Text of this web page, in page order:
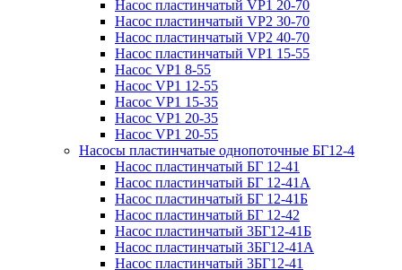
Насос пластинчатый VP1 20-70
Насос пластинчатый VP2 30-70
Насос пластинчатый VP2 40-70
Насос пластинчатый VP1 15-55
Насос VP1 8-55
Насос VP1 12-55
Насос VP1 15-35
Насос VP1 20-35
Насос VP1 20-55
Насосы пластинчатые однопоточные БГ12-4
Насос пластинчатый БГ 12-41
Насос пластинчатый БГ 12-41А
Насос пластинчатый БГ 12-41Б
Насос пластинчатый БГ 12-42
Насос пластинчатый 3БГ12-41Б
Насос пластинчатый 3БГ12-41А
Насос пластинчатый 3БГ12-41